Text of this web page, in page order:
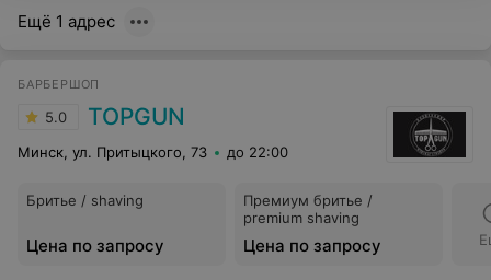
Ещё 1 адрес
БАРБЕРШОП
5.0 TOPGUN
Минск, ул. Притыцкого, 73 до 22:00
Бритье / shaving
Цена по запросу
Премиум бритье /
premium shaving
Цена по запросу